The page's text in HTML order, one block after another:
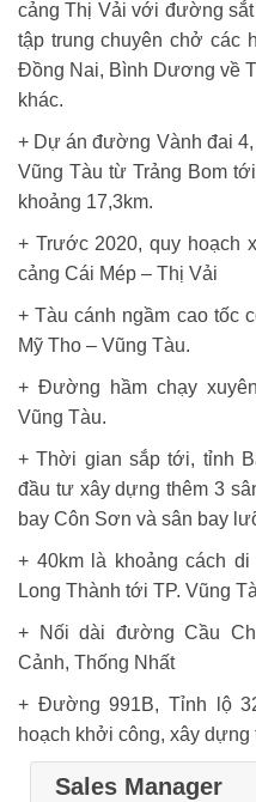
cảng Thị Vải với đường
tập trung chuyên chở các
Đồng Nai, Bình Dương về
khác.
+ Dự án đường Vành đai
Vũng Tàu từ Trảng Bom
khoảng 17,3km.
+ Trước 2020, quy hoạch
cảng Cái Mép – Thị Vải
+ Tàu cánh ngầm cao tốc
Mỹ Tho – Vũng Tàu.
+ Đường hầm chạy
Vũng Tàu.
+ Thời gian sắp tới, tỉnh
đầu tư xây dựng thêm 3
bay Côn Sơn và sân bay
+ 40km là khoảng cách
Long Thành tới TP. Vũng
+ Nối dài đường Cầu
Cảnh, Thống Nhất
+ Đường 991B, Tỉnh lộ
hoạch khởi công, xây dựng
Sales Manager